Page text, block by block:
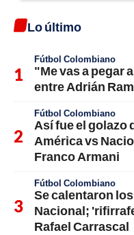
Lo último
Fútbol Colombiano
"Me vas a pegar
entre Adrián
Fútbol Colombiano
Así fue el golazo
América vs
Franco Armani
Fútbol Colombiano
Se calentaron
Nacional;
Rafael Carrascal